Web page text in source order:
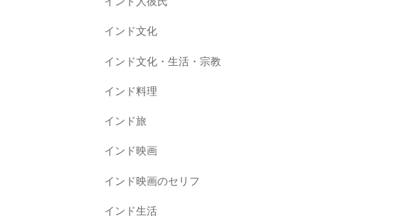
インド文化
インド文化・生活・宗教
インド料理
インド旅
インド映画
インド映画のセリフ
インド生活